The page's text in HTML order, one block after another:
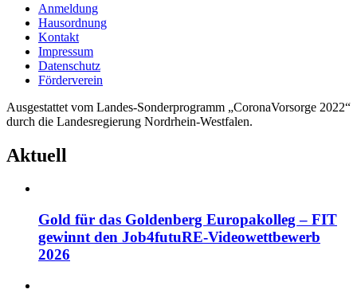
Anmeldung
Hausordnung
Kontakt
Impressum
Datenschutz
Förderverein
Ausgestattet vom Landes-Sonderprogramm „CoronaVorsorge 2022“
durch die Landesregierung Nordrhein-Westfalen.
Aktuell
Gold für das Goldenberg Europakolleg – FIT
gewinnt den Job4futuRE-Videowettbewerb
2026